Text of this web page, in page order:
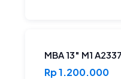
MBA 13″ M1
Rp 1.200.000